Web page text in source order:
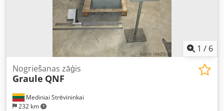
1 / 6
Mediniai Strėvininkai
232 km
Nogriešanas zāģis
Graule QNF